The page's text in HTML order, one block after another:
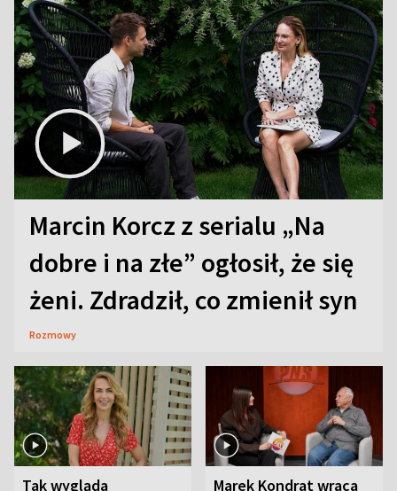
Marcin Korcz z serialu „Na
dobre i na złe” ogłosił, że się
żeni. Zdradził, co zmienił syn
Rozmowy
Tak wygląda Marek Kondrat wraca